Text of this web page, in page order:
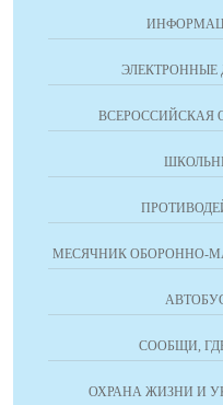
ВСЕРОССИЙСКАЯ
МЕСЯЧНИК ОБОРОННО-
СООБЩИ,
ОХРАНА ЖИЗНИ И